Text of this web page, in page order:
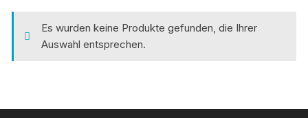
Es wurden keine Produkte gefunden, die Ihrer
Auswahl entsprechen.